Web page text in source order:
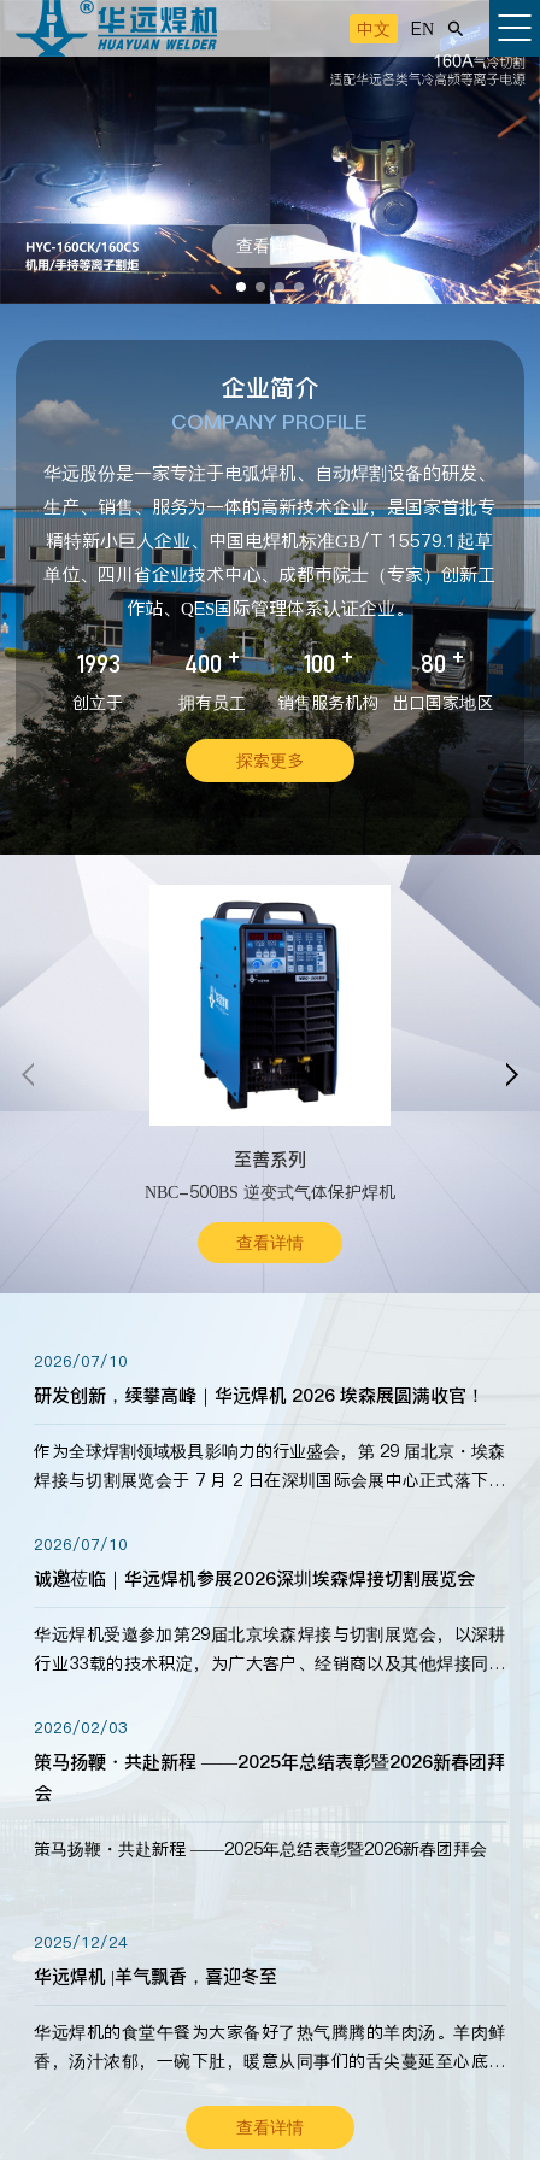
中文 EN 
查看详情
企业简介
COMPANY PROFILE
华远股份是一家专注于电弧焊机、自动焊割设备的研发、
生产、销售、服务为一体的高新技术企业，是国家首批专
精特新小巨人企业、中国电焊机标准GB/T 15579.1起草
单位、四川省企业技术中心、成都市院士（专家）创新工
作站、QES国际管理体系认证企业。
1993
创立于
400 +
拥有员工
100 +
销售服务机构
80 +
出口国家地区
探索更多
至善系列
NBC-500BS 逆变式气体保护焊机
查看详情
 
2026/07/10
研发创新，续攀高峰｜华远焊机 2026 埃森展圆满收官！
作为全球焊割领域极具影响力的行业盛会，第 29 届北京・埃森
焊接与切割展览会于 7 月 2 日在深圳国际会展中心正式落下帷
标准，持之以恒研发新产品、新技术。新老客户、行业伙伴、
海内外客户为目睹公司发布的新产…
2026/07/10
诚邀莅临｜华远焊机参展2026深圳埃森焊接切割展览会
华远焊机受邀参加第29届北京埃森焊接与切割展览会，以深耕
行业33载的技术积淀，为广大客户、经销商以及其他焊接同仁
2026/02/03
策马扬鞭・共赴新程 ——2025年总结表彰暨2026新春团拜
会
策马扬鞭・共赴新程 ——2025年总结表彰暨2026新春团拜会
2025/12/24
华远焊机 |羊气飘香，喜迎冬至
华远焊机的食堂午餐为大家备好了热气腾腾的羊肉汤。羊肉鲜
香，汤汁浓郁，一碗下肚，暖意从同事们的舌尖蔓延至心底。
查看详情